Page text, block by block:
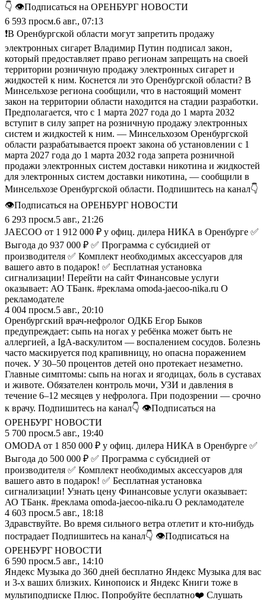
👇 👁Подписаться на ОРЕНБУРГ НОВОСТИ
6 593 просм.6 авг., 07:13
❗️В Оренбургской области могут запретить продажу
электронных сигарет Владимир Путин подписал закон,
который предоставляет право регионам запрещать на своей
территории розничную продажу электронных сигарет и
жидкостей к ним. Коснется ли это Оренбургской области? В
Минсельхозе региона сообщили, что в настоящий момент
закон на территории области находится на стадии разработки.
Предполагается, что с 1 марта 2027 года до 1 марта 2032
вступит в силу запрет на розничную продажу электронных
систем и жидкостей к ним. — Минсельхозом Оренбургской
области разрабатывается проект закона об установлении с 1
марта 2027 года до 1 марта 2032 года запрета розничной
продажи электронных систем доставки никотина и жидкостей
для электронных систем доставки никотина, — сообщили в
Минсельхозе Оренбургской области. Подпишитесь на канал👇
👁Подписаться на ОРЕНБУРГ НОВОСТИ
6 293 просм.5 авг., 21:26
JAECOO от 1 912 000 ₽ у офиц. дилера НИКА в Оренбурге ✅
Выгода до 937 000 ₽ ✅ Программа с субсидией от
производителя ✅ Комплект необходимых аксессуаров для
вашего авто в подарок! ✅ Бесплатная установка
сигнализации! Перейти на сайт Финансовые услуги
оказывает: АО ТБанк. #реклама omoda-jaecoo-nika.ru О
рекламодателе
4 004 просм.5 авг., 20:10
Оренбургский врач-нефролог ОДКБ Егор Быков
предупреждает: сыпь на ногах у ребёнка может быть не
аллергией, а IgA-васкулитом — воспалением сосудов. Болезнь
часто маскируется под крапивницу, но опасна поражением
почек. У 30–50 процентов детей оно протекает незаметно.
Главные симптомы: сыпь на ногах и ягодицах, боль в суставах
и животе. Обязателен контроль мочи, УЗИ и давления в
течение 6–12 месяцев у нефролога. При подозрении — срочно
к врачу. Подпишитесь на канал👇 👁Подписаться на
ОРЕНБУРГ НОВОСТИ
5 700 просм.5 авг., 19:40
OMODA от 1 850 000 ₽ у офиц. дилера НИКА в Оренбурге ✅
Выгода до 500 000 ₽ ✅ Программа с субсидией от
производителя ✅ Комплект необходимых аксессуаров для
вашего авто в подарок! ✅ Бесплатная установка
сигнализации! Узнать цену Финансовые услуги оказывает:
АО ТБанк. #реклама omoda-jaecoo-nika.ru О рекламодателе
4 603 просм.5 авг., 18:18
Здравствуйте. Во время сильного ветра отлетит и кто-нибудь
пострадает Подпишитесь на канал👇 👁Подписаться на
ОРЕНБУРГ НОВОСТИ
6 590 просм.5 авг., 14:10
Яндекс Музыка до 360 дней бесплатно Яндекс Музыка для вас
и 3-х ваших близких. Кинопоиск и Яндекс Книги тоже в
мультиподписке Плюс. Попробуйте бесплатно❤️ Слушать